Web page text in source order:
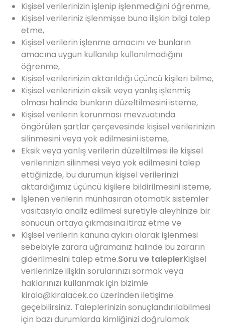
Kişisel verilerinizin işlenip işlenmediğini öğrenme,
Kişisel verileriniz işlenmişse buna ilişkin bilgi talep
etme,
Kişisel verilerin işlenme amacını ve bunların
amacına uygun kullanılıp kullanılmadığını
öğrenme,
Kişisel verilerinizin aktarıldığı üçüncü kişileri bilme,
Kişisel verilerinizin eksik veya yanlış işlenmiş
olması halinde bunların düzeltilmesini isteme,
Kişisel verilerin korunması mevzuatında
öngörülen şartlar çerçevesinde kişisel verilerinizin
silinmesini veya yok edilmesini isteme,
Eksik veya yanlış verilerin düzeltilmesi ile kişisel
verilerinizin silinmesi veya yok edilmesini talep
ettiğinizde, bu durumun kişisel verilerinizi
aktardığımız üçüncü kişilere bildirilmesini isteme,
İşlenen verilerin münhasıran otomatik sistemler
vasıtasıyla analiz edilmesi suretiyle aleyhinize bir
sonucun ortaya çıkmasına itiraz etme ve
Kişisel verilerin kanuna aykırı olarak işlenmesi
sebebiyle zarara uğramanız halinde bu zararın
giderilmesini talep etme.Soru ve taleplerKişisel
verilerinize ilişkin sorularınızı sormak veya
haklarınızı kullanmak için bizimle
kirala@kiralacek.co üzerinden iletişime
geçebilirsiniz. Taleplerinizin sonuçlandırılabilmesi
için bazı durumlarda kimliğinizi doğrulamak